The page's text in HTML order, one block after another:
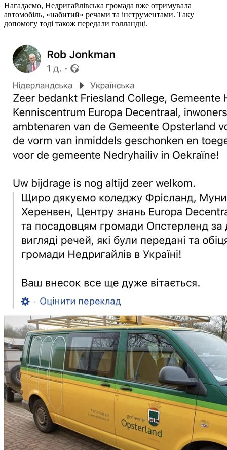
Нагадаємо, Недригайлівська громада вже отримувала
автомобіль, «набитий» речами та інструментами. Таку
допомогу тоді також передали голландці.